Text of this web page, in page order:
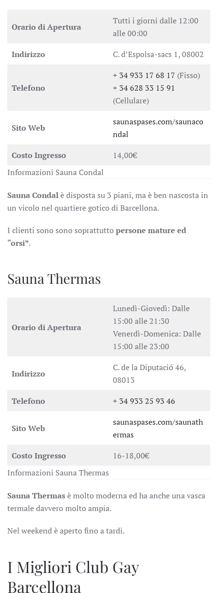
Orario di Apertura
Tutti i giorni dalle 12:00
alle 00:00
Indirizzo
C. d’Espolsa-sacs 1, 08002
Telefono
+ 34 933 17 68 17 (Fisso)
+ 34 628 33 15 91
(Cellulare)
Sito Web
saunaspases.com/saunaco
ndal
Costo Ingresso
14,00€
Informazioni Sauna Condal
Sauna Condalè disposta su 3 piani, ma è ben nascosta in
un vicolo nel quartiere gotico di Barcellona.
I clienti sono sono soprattutto persone mature ed
“orsi”.
Sauna Thermas
Orario di Apertura
Lunedì-Giovedì: Dalle
15:00 alle 21:30
Venerdì-Domenica: Dalle
15:00 alle 23:00
Indirizzo
C. de la Diputació 46,
08013
Telefono
+ 34 933 25 93 46
Sito Web
saunaspases.com/saunath
ermas
Costo Ingresso
16-18,00€
Informazioni Sauna Thermas
Sauna Thermasè molto moderna ed ha anche una vasca
termale davvero molto ampia.
Nel weekend è aperto fino a tardi.
I Migliori Club Gay
Barcellona